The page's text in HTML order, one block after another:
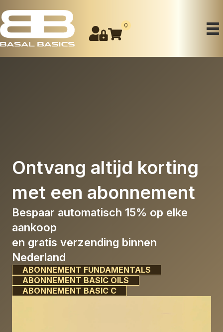
0
Ontvang altijd korting
met een abonnement
Bespaar automatisch 15% op elke
aankoop
en gratis verzending binnen
Nederland
ABONNEMENT FUNDAMENTALS
ABONNEMENT BASIC OILS
ABONNEMENT BASIC C